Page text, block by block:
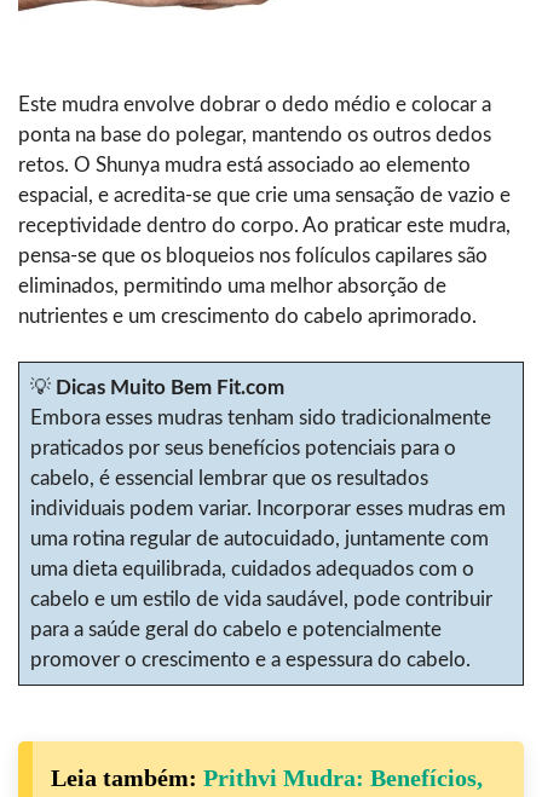
Este mudra envolve dobrar o dedo médio e colocar a
ponta na base do polegar, mantendo os outros dedos
retos. O Shunya mudra está associado ao elemento
espacial, e acredita-se que crie uma sensação de vazio e
receptividade dentro do corpo. Ao praticar este mudra,
pensa-se que os bloqueios nos folículos capilares são
eliminados, permitindo uma melhor absorção de
nutrientes e um crescimento do cabelo aprimorado.
💡 Dicas Muito Bem Fit.com
Embora esses mudras tenham sido tradicionalmente
praticados por seus benefícios potenciais para o
cabelo, é essencial lembrar que os resultados
individuais podem variar. Incorporar esses mudras em
uma rotina regular de autocuidado, juntamente com
uma dieta equilibrada, cuidados adequados com o
cabelo e um estilo de vida saudável, pode contribuir
para a saúde geral do cabelo e potencialmente
promover o crescimento e a espessura do cabelo.
Leia também: Prithvi Mudra: Benefícios,